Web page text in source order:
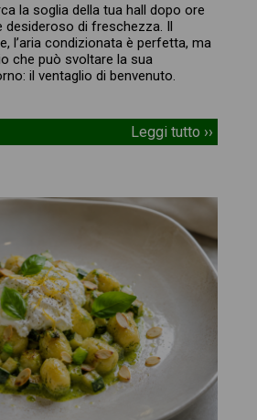
la soglia della tua hall dopo ore
desideroso di freschezza. Il
l’aria condizionata è perfetta, ma
che può svoltare la sua
il ventaglio di benvenuto.
Leggi tutto ››